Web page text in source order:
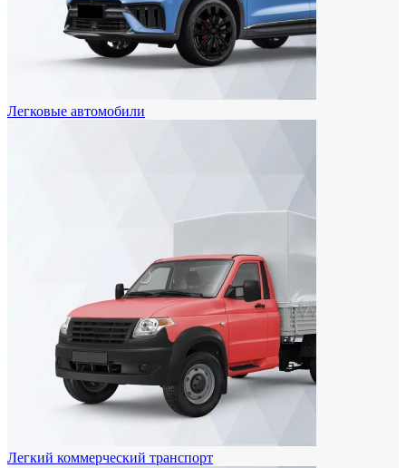
Легковые автомобили
Легкий коммерческий транспорт